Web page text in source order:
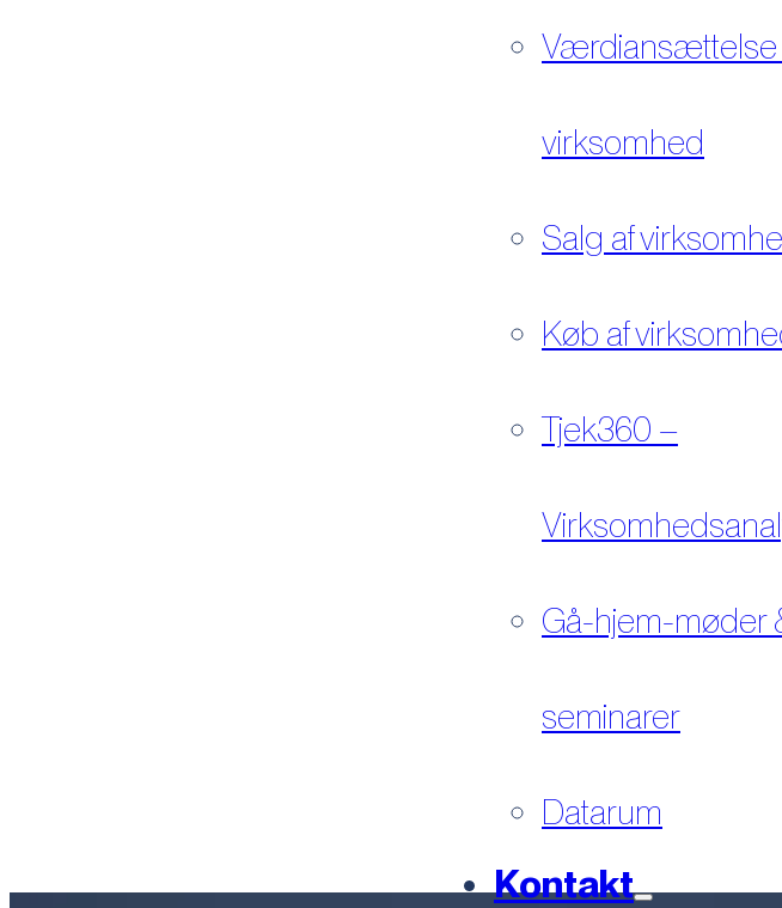
Værdiansættelse
virksomhed
Salg af
Køb af
Tjek360 –
Gå-hjem-møder
seminarer
Datarum
Kontakt